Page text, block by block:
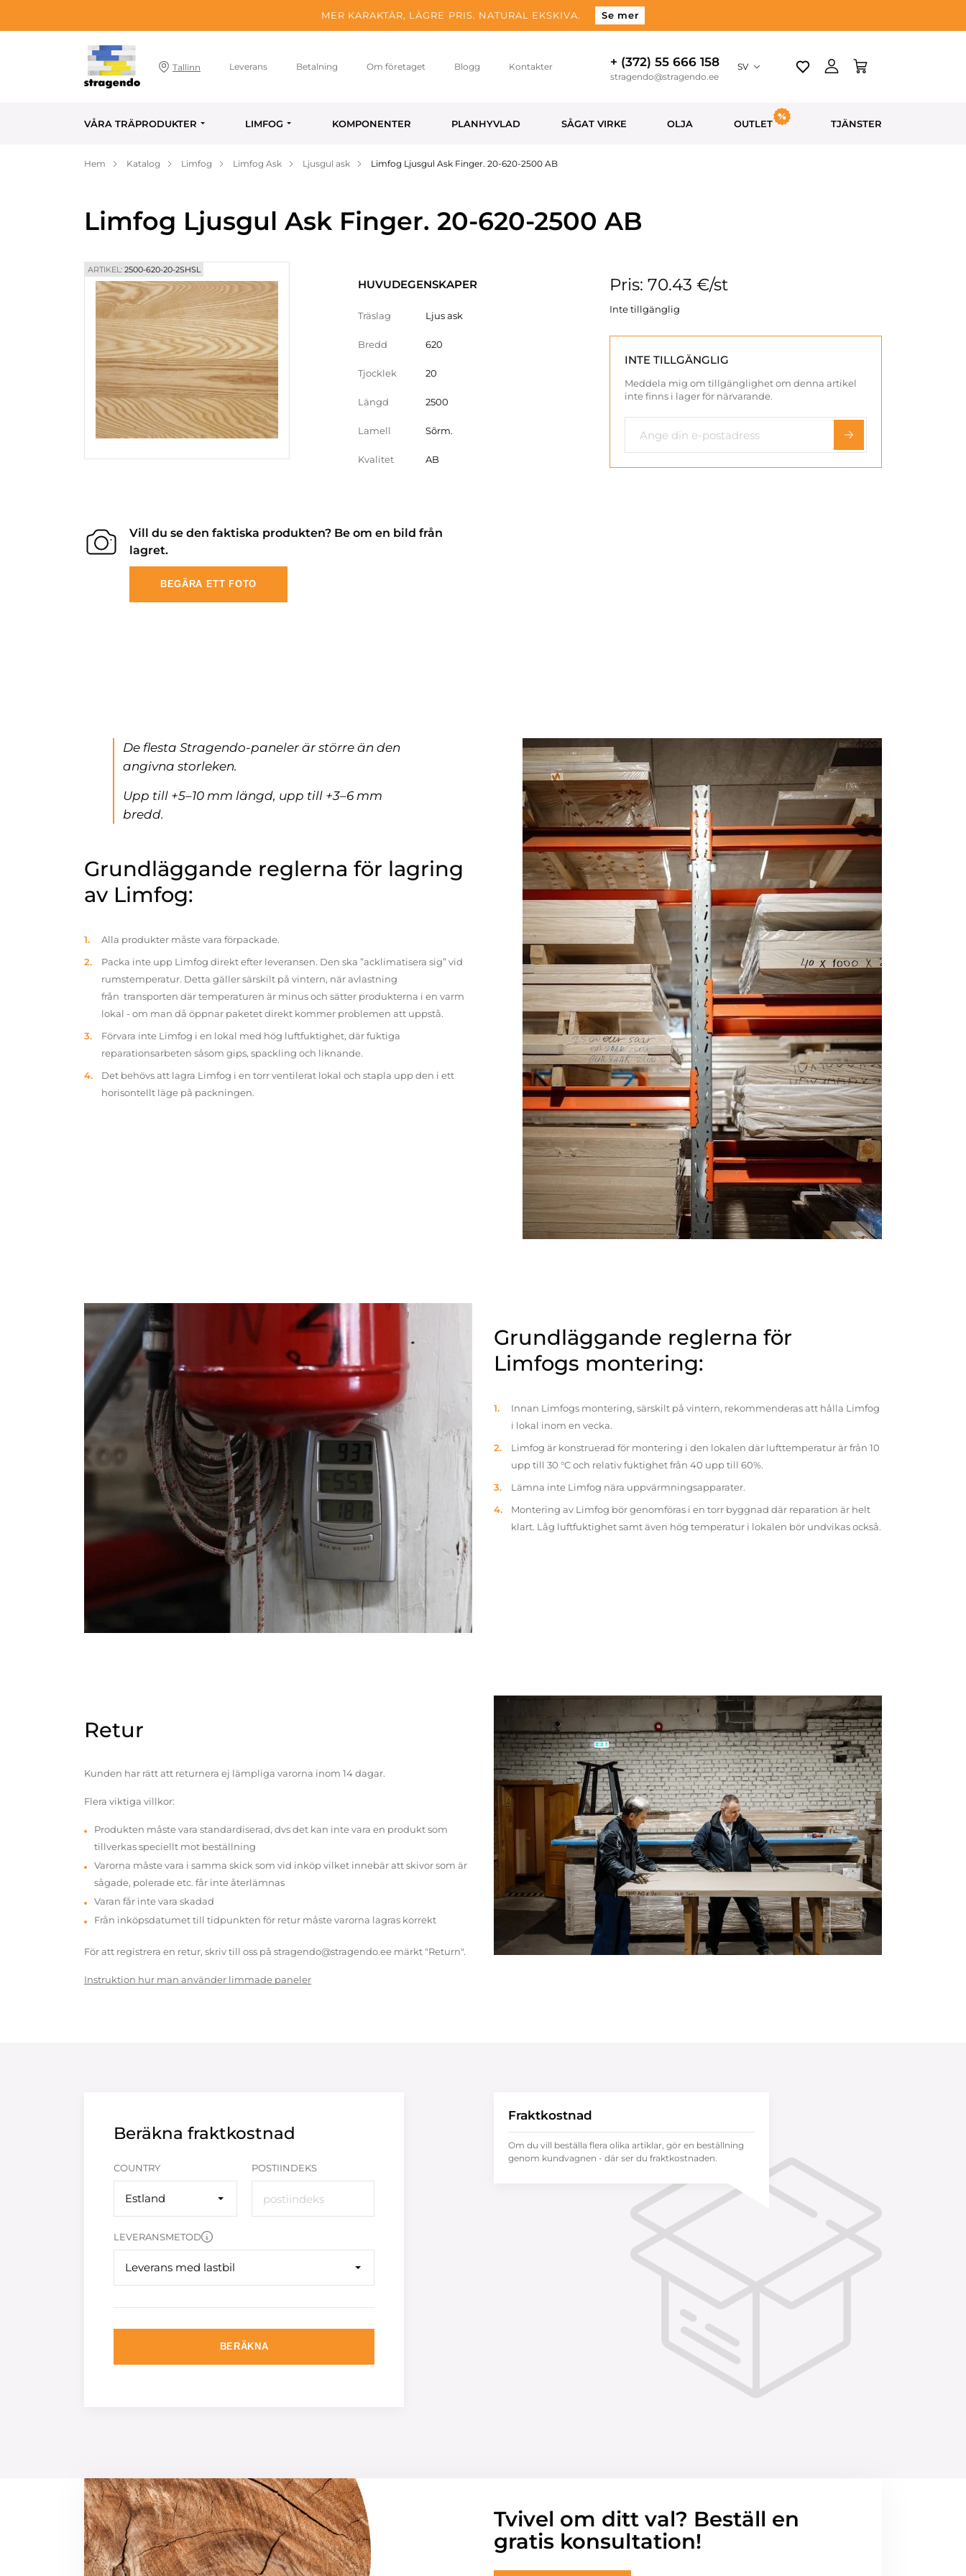
MER KARAKTÄR, LÄGRE PRIS. NATURAL EKSKIVA. Se mer
Tallinn Leverans Betalning Om företaget Blogg Kontakter + (372) 55 666 158
stragendo@stragendo.ee
SV
VÅRA TRÄPRODUKTER LIMFOG KOMPONENTER PLANHYVLAD SÅGAT VIRKE OLJA OUTLET TJÄNSTER
Hem Katalog Limfog Limfog Ask Ljusgul ask Limfog Ljusgul Ask Finger. 20-620-2500 AB
Limfog Ljusgul Ask Finger. 20-620-2500 AB
ARTIKEL: 2500-620-20-2SHSL
HUVUDEGENSKAPER
Träslag Ljus ask
Bredd 620
Tjocklek 20
Längd 2500
Lamell Sõrm.
Kvalitet AB
Pris: 70.43 €/st
Inte tillgänglig
INTE TILLGÄNGLIG
Meddela mig om tillgänglighet om denna artikel
inte finns i lager för närvarande.
Vill du se den faktiska produkten? Be om en bild från
lagret.
BEGÄRA ETT FOTO
De flesta Stragendo-paneler är större än den
angivna storleken.
Upp till +5–10 mm längd, upp till +3–6 mm
bredd.
Grundläggande reglerna för lagring
av Limfog:
Alla produkter måste vara förpackade.
Packa inte upp Limfog direkt efter leveransen. Den ska ”acklimatisera sig” vid
rumstemperatur. Detta gäller särskilt på vintern, när avlastning
från transporten där temperaturen är minus och sätter produkterna i en varm
lokal - om man då öppnar paketet direkt kommer problemen att uppstå.
Förvara inte Limfog i en lokal med hög luftfuktighet, där fuktiga
reparationsarbeten såsom gips, spackling och liknande.
Det behövs att lagra Limfog i en torr ventilerat lokal och stapla upp den i ett
horisontellt läge på packningen.
Grundläggande reglerna för
Limfogs montering:
Innan Limfogs montering, särskilt på vintern, rekommenderas att hålla Limfog
i lokal inom en vecka.
Limfog är konstruerad för montering i den lokalen där lufttemperatur är från 10
upp till 30 °C och relativ fuktighet från 40 upp till 60%.
Lämna inte Limfog nära uppvärmningsapparater.
Montering av Limfog bör genomföras i en torr byggnad där reparation är helt
klart. Låg luftfuktighet samt även hög temperatur i lokalen bör undvikas också.
Retur
Kunden har rätt att returnera ej lämpliga varorna inom 14 dagar.
Flera viktiga villkor:
Produkten måste vara standardiserad, dvs det kan inte vara en produkt som
tillverkas speciellt mot beställning
Varorna måste vara i samma skick som vid inköp vilket innebär att skivor som är
sågade, polerade etc. får inte återlämnas
Varan får inte vara skadad
Från inköpsdatumet till tidpunkten för retur måste varorna lagras korrekt
För att registrera en retur, skriv till oss på stragendo@stragendo.ee märkt "Return".
Instruktion hur man använder limmade paneler
Beräkna fraktkostnad
COUNTRY
Estland
POSTIINDEKS
LEVERANSMETOD
Leverans med lastbil
BERÄKNA
Fraktkostnad
Om du vill beställa flera olika artiklar, gör en beställning
genom kundvagnen - där ser du fraktkostnaden.
Tvivel om ditt val? Beställ en
gratis konsultation!